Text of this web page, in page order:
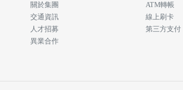
關於集團
交通資訊
人才招募
異業合作
ATM轉帳
線上刷卡
第三方支付